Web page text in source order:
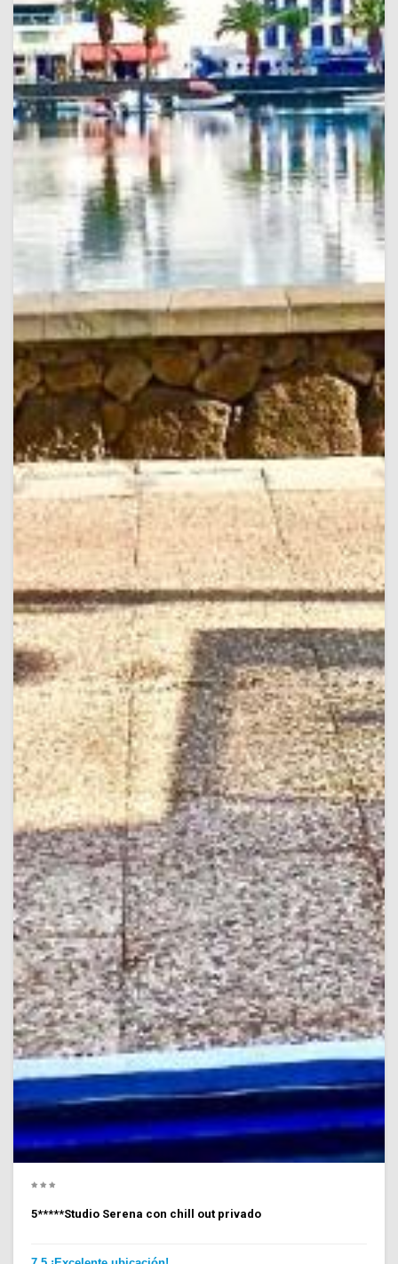
5*****Studio Serena con chill out privado